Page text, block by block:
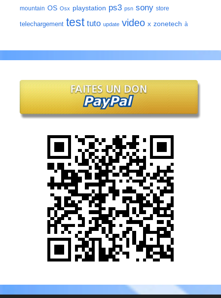
mountain OS Osx playstation ps3 psn sony store
telechargement test tuto update video x zonetech à